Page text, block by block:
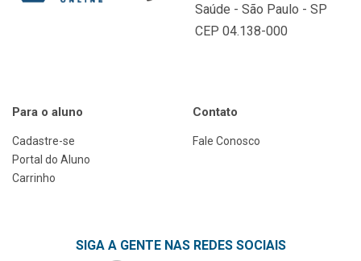
Saúde - São Paulo - SP
CEP 04.138-000
Para o aluno
Cadastre-se
Portal do Aluno
Carrinho
Contato
Fale Conosco
SIGA A GENTE NAS REDES SOCIAIS